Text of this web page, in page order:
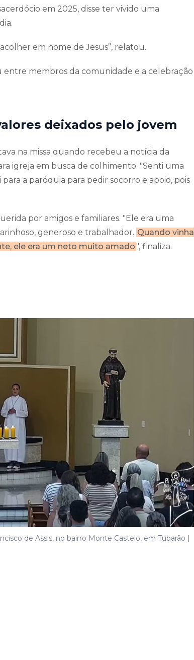
em 2025, disse ter vivido uma
em nome de Jesus”, relatou.
membros da comunidade e a celebração
deixados pelo jovem
na missa quando recebeu a notícia da
igreja em busca de colhimento. "Senti uma
a paróquia para pedir socorro e apoio, pois
por amigos e familiares. "Ele era uma
generoso e trabalhador. Quando vinha
ele era um neto muito amado", finaliza.
de Assis, no bairro Monte Castelo, em Tubarão |